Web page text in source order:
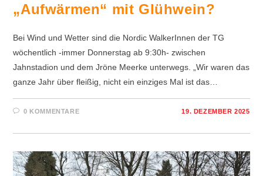
„Aufwärmen“ mit Glühwein?
Bei Wind und Wetter sind die Nordic WalkerInnen der TG
wöchentlich -immer Donnerstag ab 9:30h- zwischen
Jahnstadion und dem Jröne Meerke unterwegs. „Wir waren das
ganze Jahr über fleißig, nicht ein einziges Mal ist das…
0 KOMMENTARE 19. DEZEMBER 2025